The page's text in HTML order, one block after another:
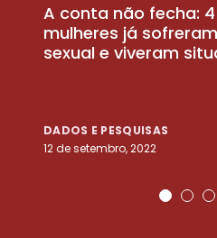
A conta não fecha:
mulheres já
sexual e viveram
DADOS E PESQUISAS
12 de setembro, 2022